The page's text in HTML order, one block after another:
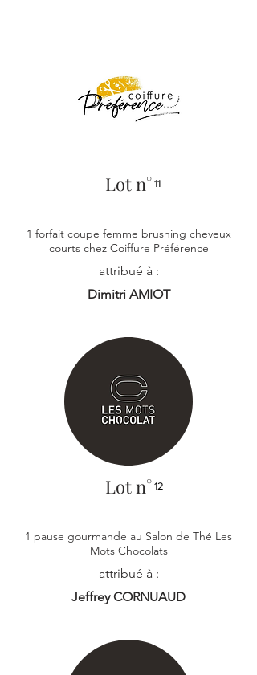
Lot n° 11
1 forfait coupe femme brushing cheveux
courts chez Coiffure Préférence
attribué à :
Dimitri AMIOT
Lot n° 12
1 pause gourmande au Salon de Thé Les
Mots Chocolats
attribué à :
Jeffrey CORNUAUD